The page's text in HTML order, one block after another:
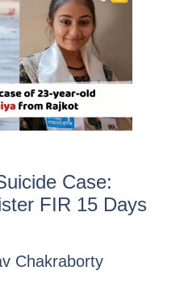
Case:
FIR 15 Days
Chakraborty